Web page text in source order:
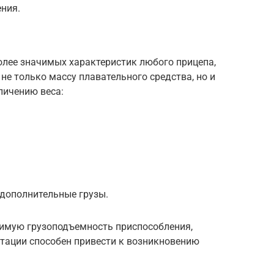
значимых характеристик любого прицепа,
только массу плавательного средства, но и
веса:
грузы.
грузоподъемность приспособления,
способен привести к возникновению